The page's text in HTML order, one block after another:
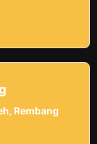
Rembang